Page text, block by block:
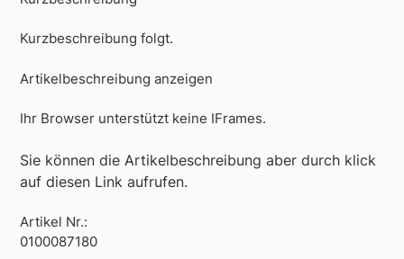
Kurzbeschreibung folgt.
Artikelbeschreibung anzeigen
Ihr Browser unterstützt keine IFrames.
Sie können die Artikelbeschreibung aber durch klick
auf diesen Link aufrufen.
Artikel Nr.:
0100087180